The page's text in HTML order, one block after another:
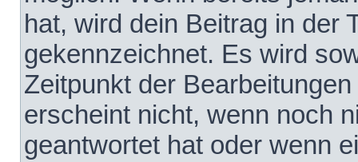
hat, wird dein Beitrag in der
gekennzeichnet. Es wird
Zeitpunkt der
erscheint nicht, wenn noch
geantwortet hat oder wenn